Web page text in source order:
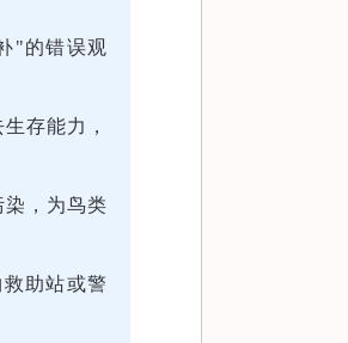
"的错误观
存能力，
，为鸟类
助站或警